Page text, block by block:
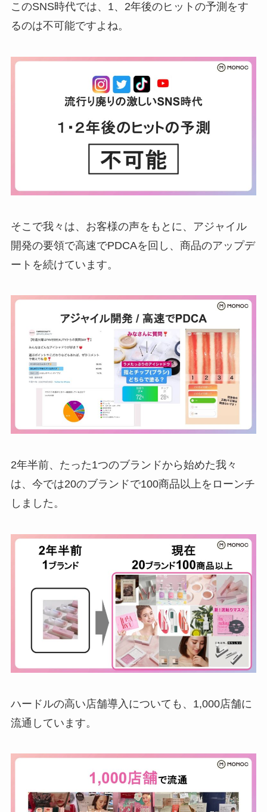
このSNS時代では、1、2年後のヒットの予測をす
るのは不可能ですよね。
そこで我々は、お客様の声をもとに、アジャイル
開発の要領で高速でPDCAを回し、商品のアップデ
ートを続けています。
2年半前、たった1つのブランドから始めた我々
は、今では20のブランドで100商品以上をローンチ
しました。
ハードルの高い店舗導入についても、1,000店舗に
流通しています。